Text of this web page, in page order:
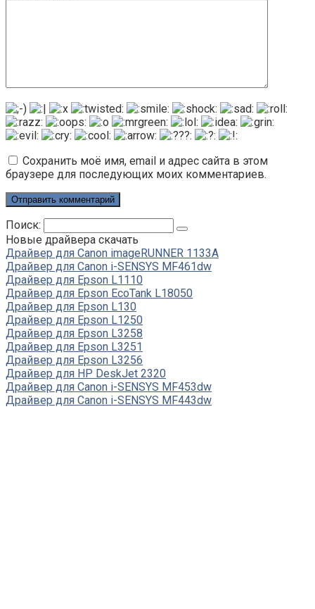
Сохранить моё имя, email и адрес сайта в этом
браузере для последующих моих комментариев.
Поиск:
Новые драйвера скачать
Драйвер для Canon imageRUNNER 1133A
Драйвер для Canon i-SENSYS MF461dw
Драйвер для Epson L1110
Драйвер для Epson EcoTank L18050
Драйвер для Epson L130
Драйвер для Epson L1250
Драйвер для Epson L3258
Драйвер для Epson L3251
Драйвер для Epson L3256
Драйвер для HP DeskJet 2320
Драйвер для Canon i-SENSYS MF453dw
Драйвер для Canon i-SENSYS MF443dw